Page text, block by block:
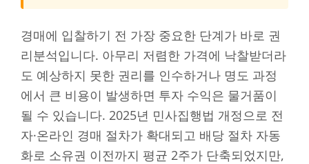
경매에 입찰하기 전 가장 중요한 단계가 바로 권
리분석입니다. 아무리 저렴한 가격에 낙찰받더라
도 예상하지 못한 권리를 인수하거나 명도 과정
에서 큰 비용이 발생하면 투자 수익은 물거품이
될 수 있습니다. 2025년 민사집행법 개정으로 전
자·온라인 경매 절차가 확대되고 배당 절차 자동
화로 소유권 이전까지 평균 2주가 단축되었지만,